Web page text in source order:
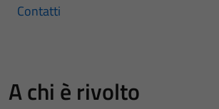
Contatti
A chi è rivolto